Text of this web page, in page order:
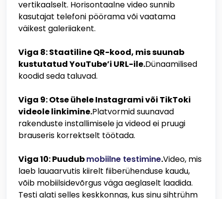
vertikaalselt. Horisontaalne video sunnib
kasutajat telefoni pöörama või vaatama
väikest galeriiakent.
Viga 8: Staatiline QR-kood, mis suunab
kustutatud YouTube’i URL-ile.Dünaamilised
koodid seda taluvad.
Viga 9: Otse ühele Instagrami või TikToki
videole linkimine.Platvormid suunavad
rakenduste installimisele ja videod ei pruugi
brauseris korrektselt töötada.
Viga 10: Puudubmobiilne testimine.Video, mis
laeb lauaarvutis kiirelt fiiberühenduse kaudu,
võib mobiilsidevõrgus väga aeglaselt laadida.
Testi alati selles keskkonnas, kus sinu sihtrühm